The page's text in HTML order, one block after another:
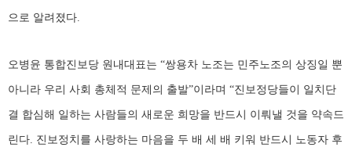
으로 알려졌다.
오병윤 통합진보당 원내대표는 “쌍용차 노조는 민주노조의 상징일 뿐
아니라 우리 사회 총체적 문제의 출발”이라며 “진보정당들이 일치단
결 합심해 일하는 사람들의 새로운 희망을 반드시 이뤄낼 것을 약속드
린다. 진보정치를 사랑하는 마음을 두 배 세 배 키워 반드시 노동자 후